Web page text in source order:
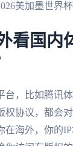
美加墨世界杯
看国内
台，比如腾讯
权协议，都会
在海外，你的